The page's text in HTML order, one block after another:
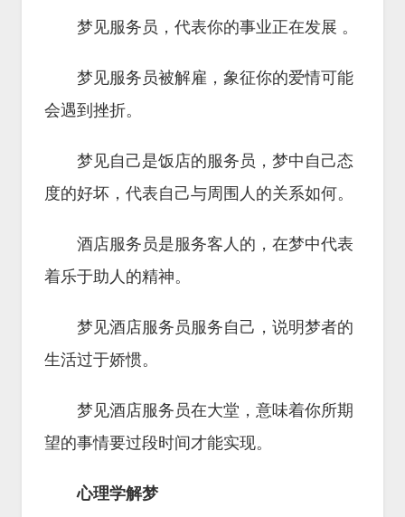
梦见服务员，代表你的事业正在发展 。
梦见服务员被解雇，象征你的爱情可能
会遇到挫折。
梦见自己是饭店的服务员，梦中自己态
度的好坏，代表自己与周围人的关系如何。
酒店服务员是服务客人的，在梦中代表
着乐于助人的精神。
梦见酒店服务员服务自己，说明梦者的
生活过于娇惯。
梦见酒店服务员在大堂，意味着你所期
望的事情要过段时间才能实现。
心理学解梦